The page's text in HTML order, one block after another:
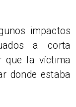
impactos
a corta
que la víctima
donde estaba